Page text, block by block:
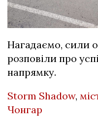
Нагадаємо, сили
розповіли про
напрямку.
Storm Shadow,
Чонгар